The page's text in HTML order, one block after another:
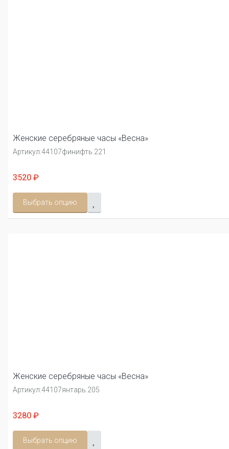
Женские серебряные часы «Весна»
Артикул:44107финифть.221
3520 ₽
Выбрать опцию
Женские серебряные часы «Весна»
Артикул:44107янтарь.205
3280 ₽
Выбрать опцию